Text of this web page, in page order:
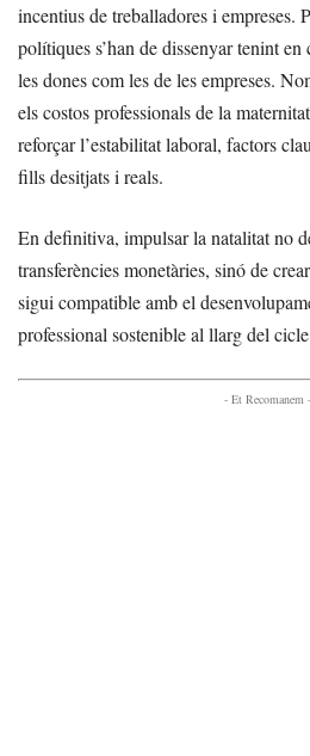
incentius de treballadores i empreses.
polítiques s’han de dissenyar tenint
les dones com les de les empreses.
els costos professionals de la
reforçar l’estabilitat laboral, factors
fills desitjats i reals.
En definitiva, impulsar la natalitat no
transferències monetàries, sinó de
sigui compatible amb el
professional sostenible al llarg del
- Et Recomanem -